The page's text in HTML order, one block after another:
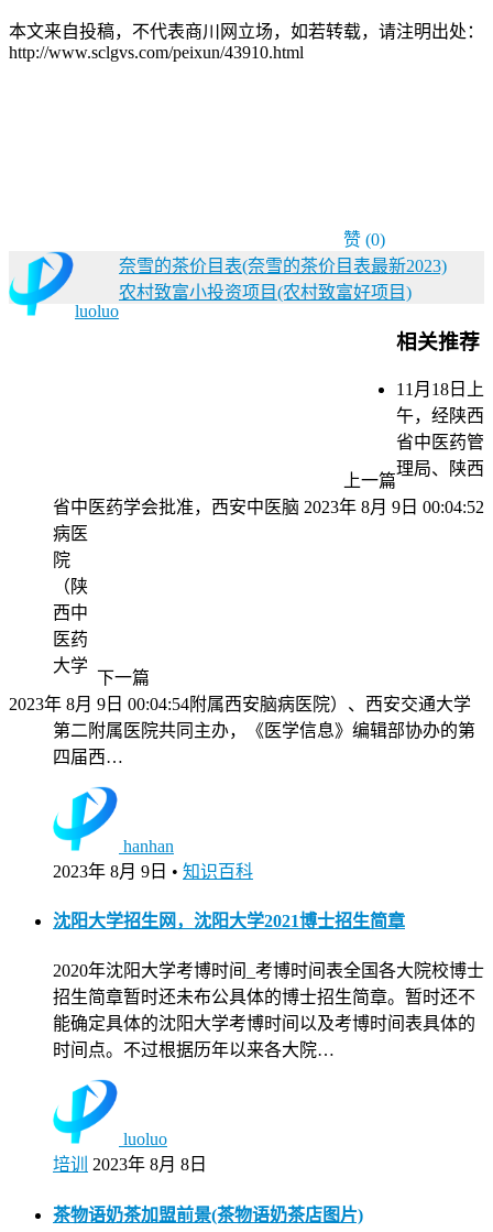
本文来自投稿，不代表商川网立场，如若转载，请注明出处：
http://www.sclgvs.com/peixun/43910.html
赞 (0)
luoluo
奈雪的茶价目表(奈雪的茶价目表最新2023)
上一篇
2023年 8月 9日 00:04:52
农村致富小投资项目(农村致富好项目)
下一篇
2023年 8月 9日 00:04:54
相关推荐
11月18日上
午，经陕西
省中医药管
理局、陕西
省中医药学会批准，西安中医脑
病医
院
（陕
西中
医药
大学
附属西安脑病医院）、西安交通大学
第二附属医院共同主办，《医学信息》编辑部协办的第
四届西…
hanhan
2023年 8月 9日 • 知识百科
沈阳大学招生网，沈阳大学2021博士招生简章
2020年沈阳大学考博时间_考博时间表全国各大院校博士
招生简章暂时还未布公具体的博士招生简章。暂时还不
能确定具体的沈阳大学考博时间以及考博时间表具体的
时间点。不过根据历年以来各大院…
luoluo
培训
2023年 8月 8日
茶物语奶茶加盟前景(茶物语奶茶店图片)